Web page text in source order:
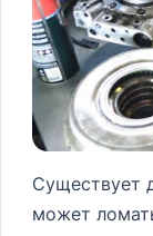
Существует
может